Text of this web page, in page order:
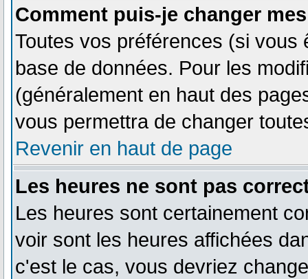
Comment puis-je changer
Toutes vos préférences (si
base de données. Pour les
(généralement en haut des
vous permettra de changer
Revenir en haut de page
Les heures ne sont pas
Les heures sont certainement
voir sont les heures affichées
c'est le cas, vous devriez